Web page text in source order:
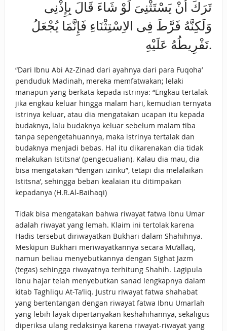
تَرَكَ أَنْ يَسْتَثْنِىَ لَوْ شَاءَ قَالَ بِإِذْنِى
وَلَكِنَّهُ فَرَّطَ فِى الاِسْتِثْنَاءِ فَإِنَّمَا يُجْعَلُ
تَفْرِيطُهُ عَلَيْهِ.
“Dari Ibnu Abi Az-Zinad dari ayahnya dari para Fuqoha’
penduduk Madinah, mereka memfatwakan; lelaki
manapun yang berkata kepada istrinya: “Engkau tertalak
jika engkau keluar hingga malam hari, kemudian ternyata
istrinya keluar, atau dia mengatakan ucapan itu kepada
budaknya, lalu budaknya keluar sebelum malam tiba
tanpa sepengetahuannya, maka istrinya tertalak dan
budaknya menjadi bebas. Hal itu dikarenakan dia tidak
melakukan Istitsna’ (pengecualian). Kalau dia mau, dia
bisa mengatakan “dengan izinku”, tetapi dia melalaikan
Istitsna’, sehingga beban kealaian itu ditimpakan
kepadanya (H.R.Al-Baihaqi)
Tidak bisa mengatakan bahwa riwayat fatwa Ibnu Umar
adalah riwayat yang lemah. Klaim ini tertolak karena
Hadis tersebut diriwayatkan Bukhari dalam Shahihnya.
Meskipun Bukhari meriwayatkannya secara Mu’allaq,
namun beliau menyebutkannya dengan Sighat Jazm
(tegas) sehingga riwayatnya terhitung Shahih. Lagipula
Ibnu hajar telah menyebutkan sanad lengkapnya dalam
kitab Taghliqu At-Ta’liq. Justru riwayat fatwa shahabat
yang bertentangan dengan riwayat fatwa Ibnu Umarlah
yang lebih layak dipertanyakan keshahihannya, sekaligus
diperiksa ulang redaksinya karena riwayat-riwayat yang